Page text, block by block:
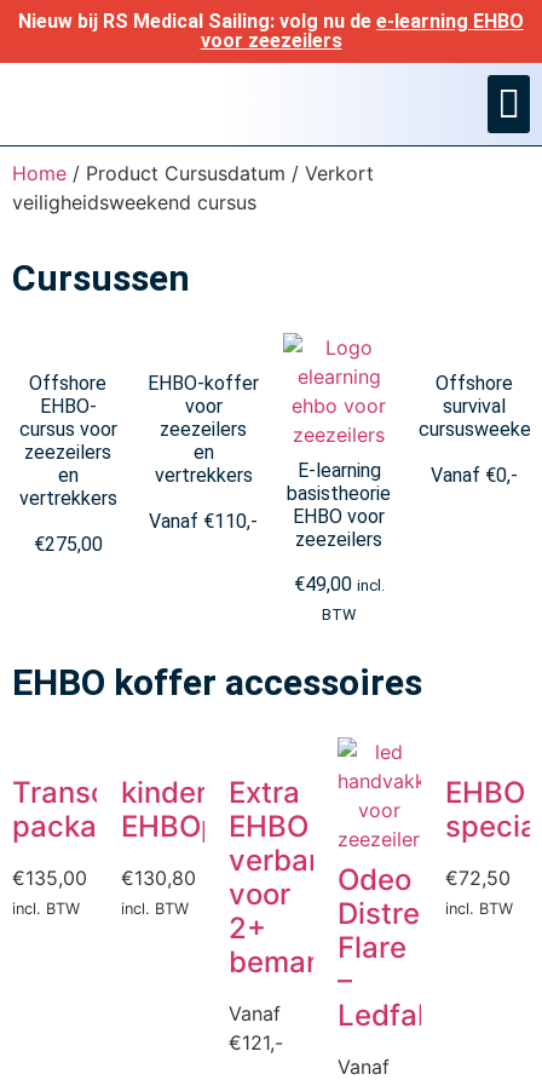
Nieuw bij RS Medical Sailing: volg nu de e-learning EHBO
voor zeezeilers
Home / Product Cursusdatum / Verkort
veiligheidsweekend cursus
Cursussen
Offshore
EHBO-
cursus voor
zeezeilers
en
vertrekkers
€275,00
EHBO-koffer
voor
zeezeilers
en
vertrekkers
Vanaf €110,-
E-learning
basistheorie
EHBO voor
zeezeilers
€49,00 incl.
BTW
Offshore
survival
Vanaf €0,-
EHBO koffer accessoires
Transocean
package
€135,00
incl. BTW
kinder
EHBOpakket
€130,80
incl. BTW
Extra
EHBO
verbandmiddelen
voor
2+
bemanning
Vanaf
€121,-
Odeo
Distress
Flare
–
Ledfakkel
Vanaf
EHBO
€72,50
incl. BTW